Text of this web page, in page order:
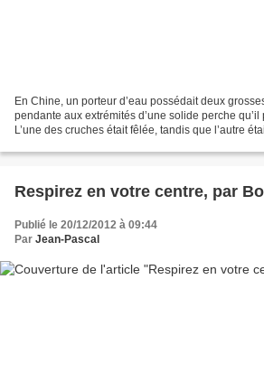
En Chine, un porteur d’eau possédait deux
pendante aux extrémités d’une solide perche
L’une des cruches était fêlée, tandis que l’autre
Respirez en votre centre, par
Publié le 20/12/2012 à 09:44
Par Jean-Pascal